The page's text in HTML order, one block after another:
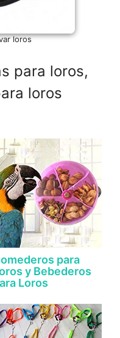
loros
para loros,
loros
para
y Bebederos
Loros